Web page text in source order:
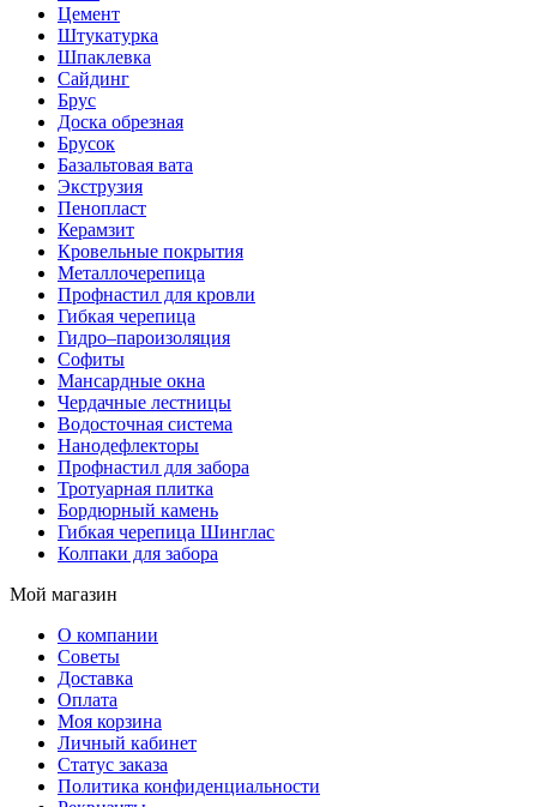
Цемент
Штукатурка
Шпаклевка
Сайдинг
Брус
Доска обрезная
Брусок
Базальтовая вата
Экструзия
Пенопласт
Керамзит
Кровельные покрытия
Металлочерепица
Профнастил для кровли
Гибкая черепица
Гидро–пароизоляция
Софиты
Мансардные окна
Чердачные лестницы
Водосточная система
Нанодефлекторы
Профнастил для забора
Тротуарная плитка
Бордюрный камень
Гибкая черепица Шинглас
Колпаки для забора
Мой магазин
О компании
Советы
Доставка
Оплата
Моя корзина
Личный кабинет
Статус заказа
Политика конфиденциальности